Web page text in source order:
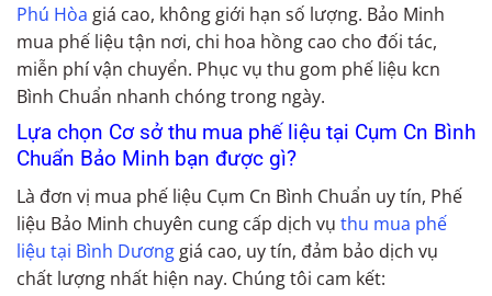
Phú Hòa giá cao, không giới hạn số lượng. Bảo Minh
mua phế liệu tận nơi, chi hoa hồng cao cho đối tác,
miễn phí vận chuyển. Phục vụ thu gom phế liệu kcn
Bình Chuẩn nhanh chóng trong ngày.
Lựa chọn Cơ sở thu mua phế liệu tại Cụm Cn Bình
Chuẩn Bảo Minh bạn được gì?
Là đơn vị mua phế liệu Cụm Cn Bình Chuẩn uy tín, Phế
liệu Bảo Minh chuyên cung cấp dịch vụ thu mua phế
liệu tại Bình Dương giá cao, uy tín, đảm bảo dịch vụ
chất lượng nhất hiện nay. Chúng tôi cam kết: